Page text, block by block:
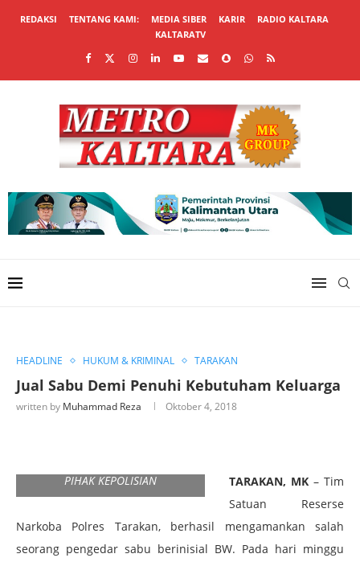
REDAKSI TENTANG KAMI: MEDIA SIBER KARIR
RADIO KALTARA
KALTARATV
HEADLINE HUKUM & KRIMINAL TARAKAN
Jual Sabu Demi Penuhi Kebutuham Keluarga
written by Muhammad Reza Oktober 4, 2018
PIHAK KEPOLISIAN
TARAKAN, MK – Tim
Satuan Reserse
Narkoba Polres Tarakan, berhasil mengamankan salah
seorang pengedar sabu berinisial BW. Pada hari minggu